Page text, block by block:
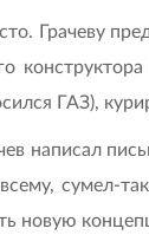
Грачеву
ГАЗ),
написал
сумел-
новую